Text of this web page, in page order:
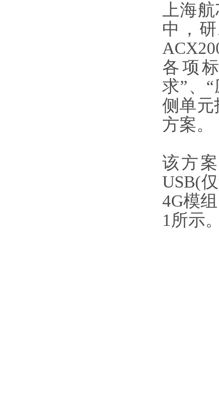
上海
中，
各项
求”、
侧单元
方案。
该方
USB(
4G模
1所示